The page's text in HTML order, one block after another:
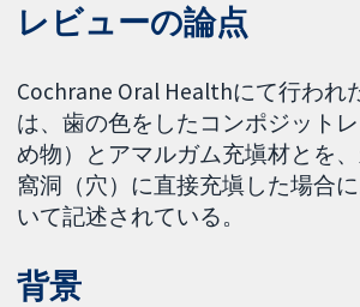
レビューの論点
Cochrane Oral Healthにて行われ
は、歯の色をしたコンポジット
め物）とアマルガム充塡材とを
窩洞（穴）に直接充塡した場合
いて記述されている。
背景